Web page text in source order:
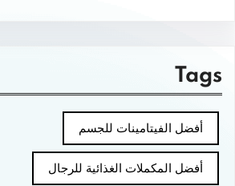
Tags
أفضل الفيتامينات للجسم
أفضل المكملات الغذائية للرجال